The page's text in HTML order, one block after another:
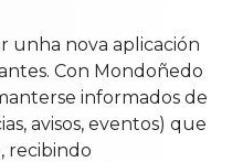
unha nova aplicación
Con Mondoñedo
informados de
avisos, eventos) que
recibindo